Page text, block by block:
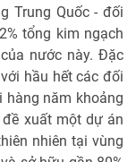
Trung Quốc - đối
tổng kim ngạch
nước này. Đặc
hầu hết các đối
năm khoảng
đề xuất một dự án
nhiên tại vùng